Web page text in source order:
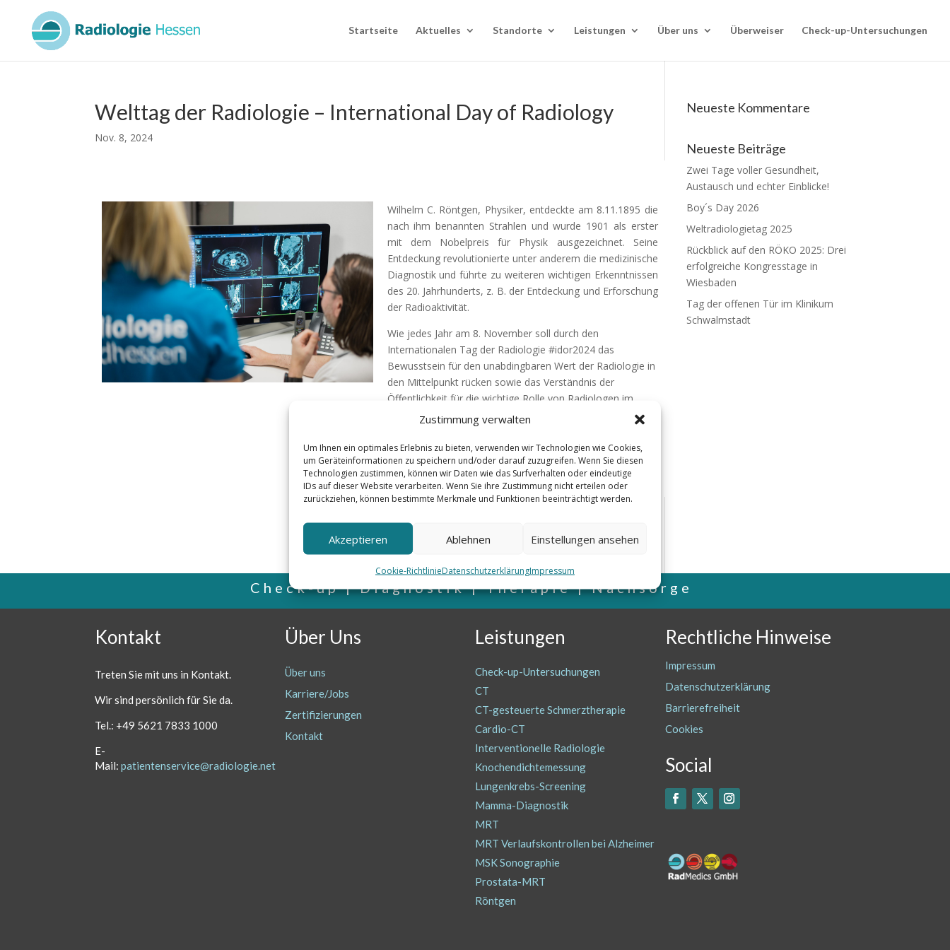
Zustimmung verwalten
Um Ihnen ein optimales Erlebnis zu bieten, verwenden wir Technologien wie Cookies,
um Geräteinformationen zu speichern und/oder darauf zuzugreifen. Wenn Sie diesen
Technologien zustimmen, können wir Daten wie das Surfverhalten oder eindeutige
IDs auf dieser Website verarbeiten. Wenn Sie ihre Zustimmung nicht erteilen oder
zurückziehen, können bestimmte Merkmale und Funktionen beeinträchtigt werden.
Akzeptieren Ablehnen Einstellungen ansehen
Cookie-RichtlinieDatenschutzerklärungImpressum
Startseite Aktuelles Standorte Leistungen Über uns Überweiser Check-up-Untersuchungen
Welttag der Radiologie – International Day of Radiology
Nov. 8, 2024
Wilhelm C. Röntgen, Physiker, entdeckte am 8.11.1895 die
nach ihm benannten Strahlen und wurde 1901 als erster
mit dem Nobelpreis für Physik ausgezeichnet. Seine
Entdeckung revolutionierte unter anderem die medizinische
Diagnostik und führte zu weiteren wichtigen Erkenntnissen
des 20. Jahrhunderts, z. B. der Entdeckung und Erforschung
der Radioaktivität.
Wie jedes Jahr am 8. November soll durch den
Internationalen Tag der Radiologie #idor2024 das
Bewusstsein für den unabdingbaren Wert der Radiologie in
den Mittelpunkt rücken sowie das Verständnis der
Öffentlichkeit für die wichtige Rolle von Radiologen im
Gesundheitssystem verbessert werden. Die interventionelle
das Patienten jeden Tag aufs Neue hilft und schützt.
Neueste Kommentare
Neueste Beiträge
Zwei Tage voller Gesundheit,
Austausch und echter Einblicke!
Boy´s Day 2026
Weltradiologietag 2025
Rückblick auf den RÖKO 2025: Drei
erfolgreiche Kongresstage in
Wiesbaden
Tag der offenen Tür im Klinikum
Schwalmstadt
Check-up | Diagnostik | Therapie | Nachsorge
Kontakt
Treten Sie mit uns in Kontakt.
Wir sind persönlichfür Sie da.
Tel.: +49 5621 7833 1000
E-
Mail:patientenservice@radiologie.net
Über Uns
Über uns
Karriere/Jobs
Zertifizierungen
Kontakt
Leistungen
Check-up-Untersuchungen
CT
CT-gesteuerte Schmerztherapie
Cardio-CT
Interventionelle Radiologie
Knochendichtemessung
Lungenkrebs-Screening
Mamma-Diagnostik
MRT
MRT Verlaufskontrollen bei Alzheimer
MSK Sonographie
Prostata-MRT
Röntgen
Rechtliche Hinweise
Impressum
Datenschutzerklärung
Barrierefreiheit
Cookies
Social